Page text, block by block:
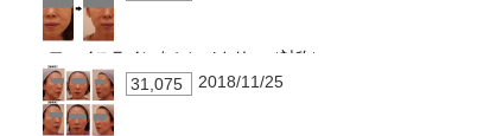
フェイスラインをシンメトリー（対称）
に整えるための、小顔ボトックスの応用
31,075 2018/11/25